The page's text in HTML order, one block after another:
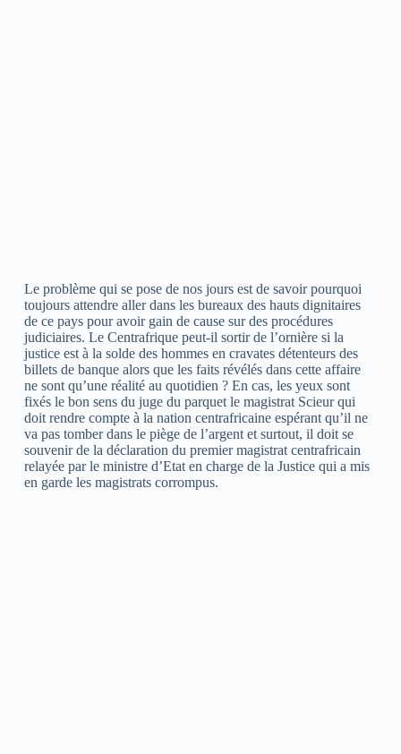
Le problème qui se pose de nos jours est de savoir pourquoi
toujours attendre aller dans les bureaux des hauts dignitaires
de ce pays pour avoir gain de cause sur des procédures
judiciaires. Le Centrafrique peut-il sortir de l’ornière si la
justice est à la solde des hommes en cravates détenteurs des
billets de banque alors que les faits révélés dans cette affaire
ne sont qu’une réalité au quotidien ? En cas, les yeux sont
fixés le bon sens du juge du parquet le magistrat Scieur qui
doit rendre compte à la nation centrafricaine espérant qu’il ne
va pas tomber dans le piège de l’argent et surtout, il doit se
souvenir de la déclaration du premier magistrat centrafricain
relayée par le ministre d’Etat en charge de la Justice qui a mis
en garde les magistrats corrompus.